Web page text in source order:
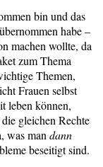
bin und das
habe –
machen wollte, da
zum Thema
Themen,
Frauen selbst
leben können,
gleichen Rechte
was man dann
beseitigt sind.